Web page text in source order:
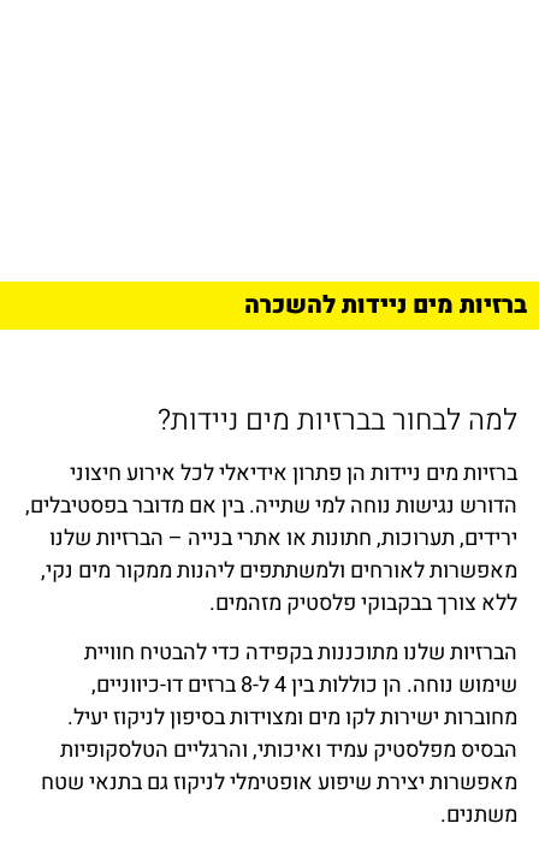
ברזיות מים ניידות להשכרה
למה לבחור בברזיות מים ניידות?
ברזיות מים ניידות הן פתרון אידיאלי לכל אירוע חיצוני
הדורש נגישות נוחה למי שתייה. בין אם מדובר בפסטיבלים,
ירידים, תערוכות, חתונות או אתרי בנייה – הברזיות שלנו
מאפשרות לאורחים ולמשתתפים ליהנות ממקור מים נקי,
ללא צורך בבקבוקי פלסטיק מזהמים.
הברזיות שלנו מתוכננות בקפידה כדי להבטיח חוויית
שימוש נוחה. הן כוללות בין 4 ל-8 ברזים דו-כיווניים,
מחוברות ישירות לקו מים ומצוידות בסיפון לניקוז יעיל.
הבסיס מפלסטיק עמיד ואיכותי, והרגליים הטלסקופיות
מאפשרות יצירת שיפוע אופטימלי לניקוז גם בתנאי שטח
משתנים.